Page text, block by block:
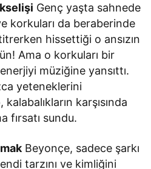
Genç yaşta sahnede
korkuları da beraberinde
hissettiği o ansızın
Ama o korkuları bir
müziğine yansıttı.
yeteneklerini
karşısında
fırsatı sundu.
Beyonçe, sadece şarkı
tarzını ve kimliğini